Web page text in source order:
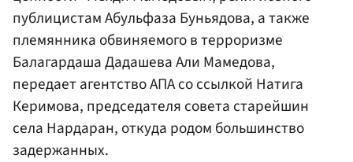
публицистам Абульфаза Буньядова, а также
племянника обвиняемого в терроризме
Балагардаша Дадашева Али Мамедова,
передает агентство АПА со ссылкой Натига
Керимова, председателя совета старейшин
села Нардаран, откуда родом большинство
задержанных.